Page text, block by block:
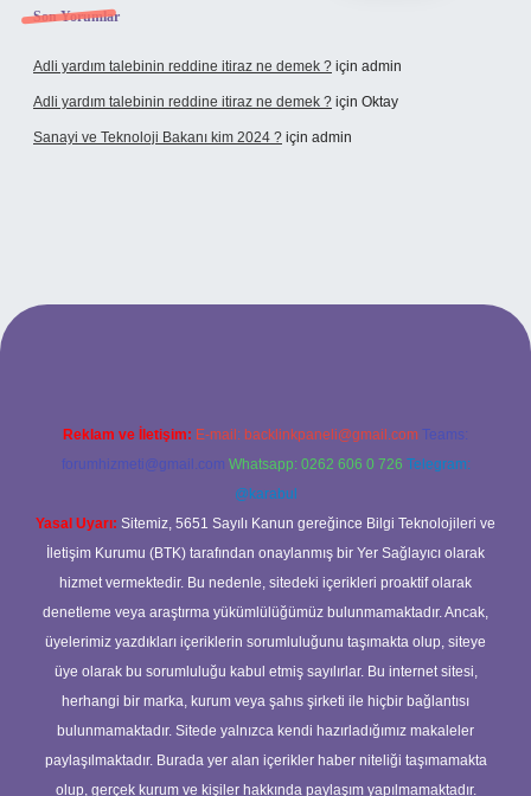
Son Yorumlar
Adli yardım talebinin reddine itiraz ne demek ? için admin
Adli yardım talebinin reddine itiraz ne demek ? için Oktay
Sanayi ve Teknoloji Bakanı kim 2024 ? için admin
giriş
Reklam ve İletişim: E-mail: backlinkpaneli@gmail.com Teams:
forumhizmeti@gmail.com Whatsapp: 0262 606 0 726 Telegram:
@karabul
Yasal Uyarı: Sitemiz, 5651 Sayılı Kanun gereğince Bilgi Teknolojileri ve
İletişim Kurumu (BTK) tarafından onaylanmış bir Yer Sağlayıcı olarak
hizmet vermektedir. Bu nedenle, sitedeki içerikleri proaktif olarak
denetleme veya araştırma yükümlülüğümüz bulunmamaktadır. Ancak,
üyelerimiz yazdıkları içeriklerin sorumluluğunu taşımakta olup, siteye
üye olarak bu sorumluluğu kabul etmiş sayılırlar. Bu internet sitesi,
herhangi bir marka, kurum veya şahıs şirketi ile hiçbir bağlantısı
bulunmamaktadır. Sitede yalnızca kendi hazırladığımız makaleler
paylaşılmaktadır. Burada yer alan içerikler haber niteliği taşımamakta
olup, gerçek kurum ve kişiler hakkında paylaşım yapılmamaktadır.